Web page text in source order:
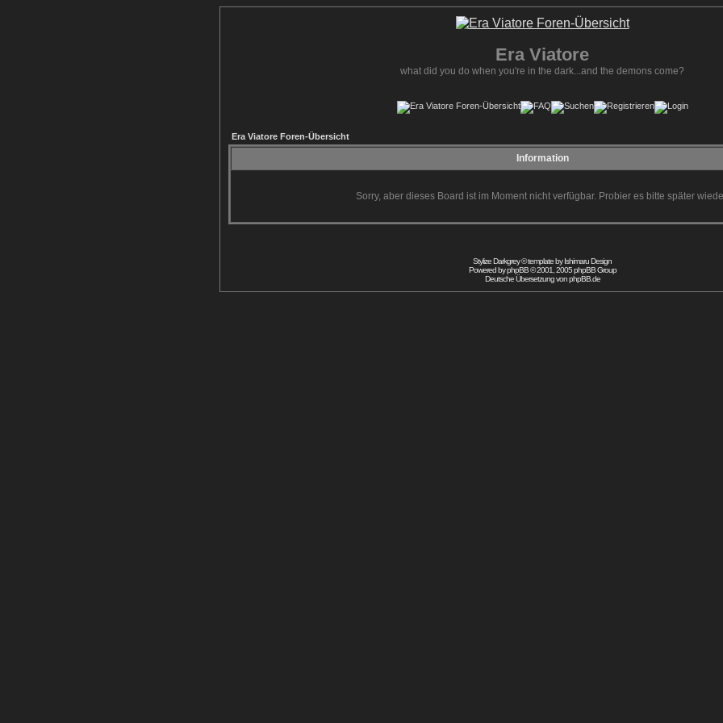
Era Viatore
what did you do when you're in the dark...and the demons come?
Era Viatore Foren-Übersicht
Information
Sorry, aber dieses Board ist im Moment nicht verfügbar. Probier es bitte später
Stylize Darkgrey © template byIshimaru Design
Powered byphpBB© 2001, 2005 phpBB Group
Deutsche Übersetzung vonphpBB.de